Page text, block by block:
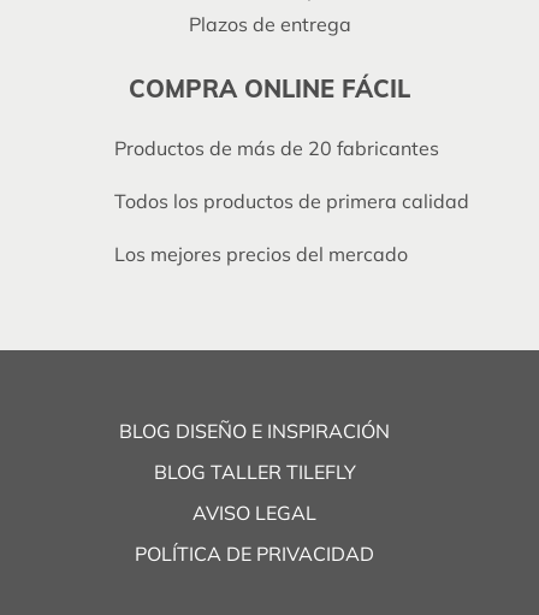
Plazos de entrega
COMPRA ONLINE FÁCIL
Productos de más de 20 fabricantes
Todos los productos de primera calidad
Los mejores precios del mercado
BLOG DISEÑO E INSPIRACIÓN
BLOG TALLER TILEFLY
AVISO LEGAL
POLÍTICA DE PRIVACIDAD